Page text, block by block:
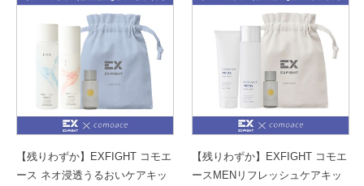
【残りわずか】EXFIGHT コモエ
ース ネオ浸透うるおいケアキッ
【残りわずか】EXFIGHT コモエ
ースMENリフレッシュケアキッ